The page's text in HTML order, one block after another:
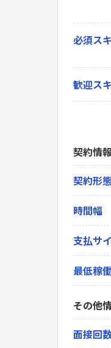
必須ス
歓迎ス
契約情
契約形態
時間幅
支払サ
最低稼
その他
面接回